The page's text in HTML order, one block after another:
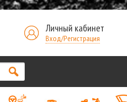
Личный кабинет
Вход/Регистрация